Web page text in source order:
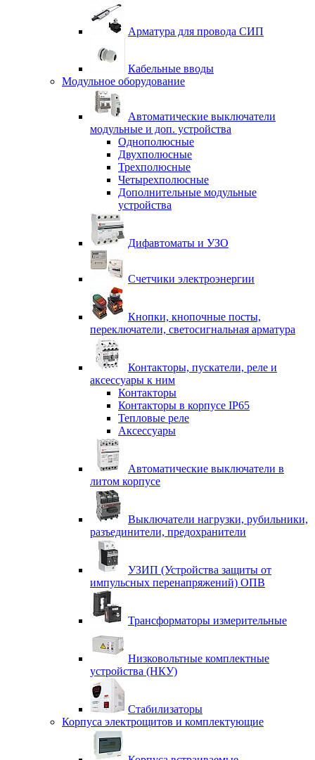
Арматура для провода СИП
Кабельные вводы
Модульное оборудование
Автоматические выключатели
модульные и доп. устройства
Однополюсные
Двухполюсные
Трехполюсные
Четырехполюсные
Дополнительные модульные
устройства
Дифавтоматы и УЗО
Счетчики электроэнергии
Кнопки, кнопочные посты,
переключатели, светосигнальная арматура
Контакторы, пускатели, реле и
аксессуары к ним
Контакторы
Контакторы в корпусе IP65
Тепловые реле
Аксессуары
Автоматические выключатели в
литом корпусе
Выключатели нагрузки, рубильники,
разъединители, предохранители
УЗИП (Устройства защиты от
импульсных перенапряжений) ОПВ
Трансформаторы измерительные
Низковольтные комплектные
устройства (НКУ)
Стабилизаторы
Корпуса электрощитов и комплектующие